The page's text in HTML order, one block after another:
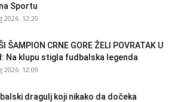
Sportu
2026. 12:20
ŠAMPION CRNE GORE ŽELI POVRATAK U
Na klupu stigla fudbalska legenda
2026. 12:09
dragulj koji nikako da dočeka